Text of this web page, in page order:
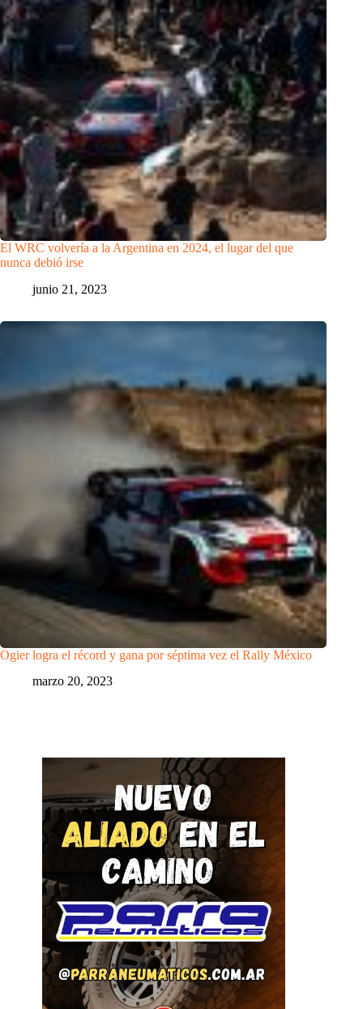
El WRC volvería a la Argentina en 2024, el lugar del que
nunca debió irse
junio 21, 2023
Ogier logra el récord y gana por séptima vez el Rally México
marzo 20, 2023